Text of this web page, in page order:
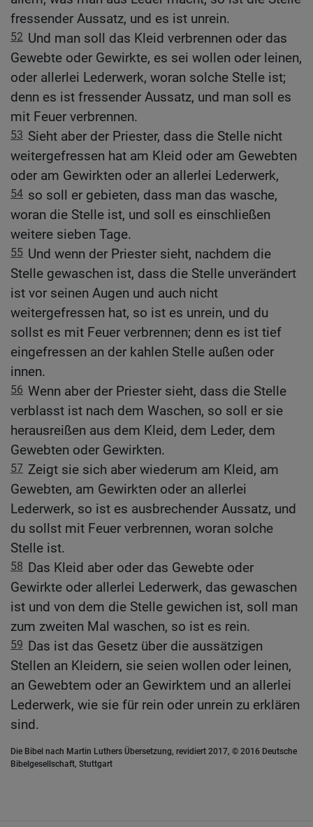
fressender Aussatz, und es ist unrein.
52 Und man soll das Kleid verbrennen oder das
Gewebte oder Gewirkte, es sei wollen oder leinen,
oder allerlei Lederwerk, woran solche Stelle ist;
denn es ist fressender Aussatz, und man soll es
mit Feuer verbrennen.
53 Sieht aber der Priester, dass die Stelle nicht
weitergefressen hat am Kleid oder am Gewebten
oder am Gewirkten oder an allerlei Lederwerk,
54 so soll er gebieten, dass man das wasche,
woran die Stelle ist, und soll es einschließen
weitere sieben Tage.
55 Und wenn der Priester sieht, nachdem die
Stelle gewaschen ist, dass die Stelle unverändert
ist vor seinen Augen und auch nicht
weitergefressen hat, so ist es unrein, und du
sollst es mit Feuer verbrennen; denn es ist tief
eingefressen an der kahlen Stelle außen oder
innen.
56 Wenn aber der Priester sieht, dass die Stelle
verblasst ist nach dem Waschen, so soll er sie
herausreißen aus dem Kleid, dem Leder, dem
Gewebten oder Gewirkten.
57 Zeigt sie sich aber wiederum am Kleid, am
Gewebten, am Gewirkten oder an allerlei
Lederwerk, so ist es ausbrechender Aussatz, und
du sollst mit Feuer verbrennen, woran solche
Stelle ist.
58 Das Kleid aber oder das Gewebte oder
Gewirkte oder allerlei Lederwerk, das gewaschen
ist und von dem die Stelle gewichen ist, soll man
zum zweiten Mal waschen, so ist es rein.
59 Das ist das Gesetz über die aussätzigen
Stellen an Kleidern, sie seien wollen oder leinen,
an Gewebtem oder an Gewirktem und an allerlei
Lederwerk, wie sie für rein oder unrein zu erklären
sind.
Die Bibel nach Martin Luthers Übersetzung, revidiert 2017, © 2016 Deutsche
Bibelgesellschaft, Stuttgart